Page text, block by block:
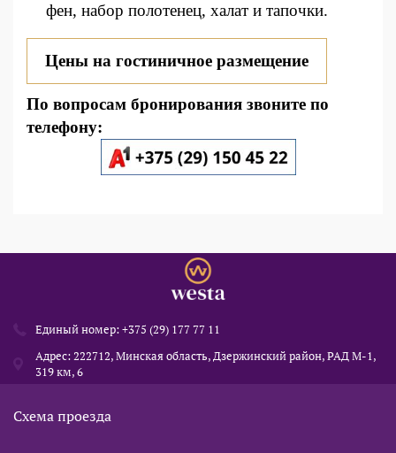
фен, набор полотенец, халат и тапочки.
Цены на гостиничное размещение
По вопросам бронирования звоните по
телефону:
Единый номер:+375 (29) 177 77 11
Адрес: 222712, Минская область, Дзержинский район, РАД М-1,
319 км, 6
Схема проезда